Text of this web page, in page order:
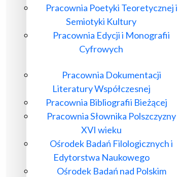
Pracownia Poetyki Teoretycznej i
Semiotyki Kultury
Pracownia Edycji i Monografii
Cyfrowych
Pracownia Dokumentacji
Literatury Współczesnej
Pracownia Bibliografii Bieżącej
Pracownia Słownika Polszczyzny
XVI wieku
Ośrodek Badań Filologicznych i
Edytorstwa Naukowego
Ośrodek Badań nad Polskim